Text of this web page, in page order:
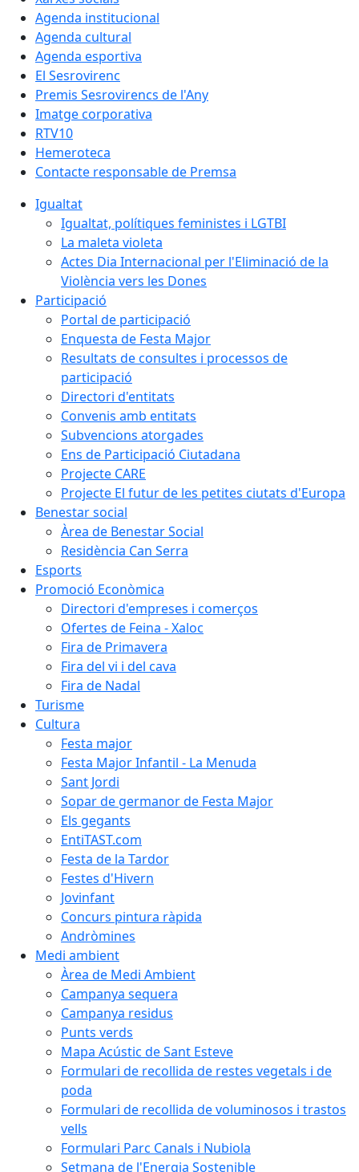
Agenda institucional
Agenda cultural
Agenda esportiva
El Sesrovirenc
Premis Sesrovirencs de l'Any
Imatge corporativa
RTV10
Hemeroteca
Contacte responsable de Premsa
Igualtat
Igualtat, polítiques feministes i LGTBI
La maleta violeta
Actes Dia Internacional per l'Eliminació de la
Violència vers les Dones
Participació
Portal de participació
Enquesta de Festa Major
Resultats de consultes i processos de
participació
Directori d'entitats
Convenis amb entitats
Subvencions atorgades
Ens de Participació Ciutadana
Projecte CARE
Projecte El futur de les petites ciutats d'Europa
Benestar social
Àrea de Benestar Social
Residència Can Serra
Esports
Promoció Econòmica
Directori d'empreses i comerços
Ofertes de Feina - Xaloc
Fira de Primavera
Fira del vi i del cava
Fira de Nadal
Turisme
Cultura
Festa major
Festa Major Infantil - La Menuda
Sant Jordi
Sopar de germanor de Festa Major
Els gegants
EntiTAST.com
Festa de la Tardor
Festes d'Hivern
Jovinfant
Concurs pintura ràpida
Andròmines
Medi ambient
Àrea de Medi Ambient
Campanya sequera
Campanya residus
Punts verds
Mapa Acústic de Sant Esteve
Formulari de recollida de restes vegetals i de
poda
Formulari de recollida de voluminosos i trastos
vells
Formulari Parc Canals i Nubiola
Setmana de l'Energia Sostenible